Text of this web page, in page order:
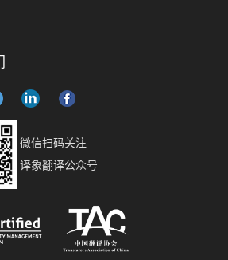
微信扫码关注
译象翻译公众号